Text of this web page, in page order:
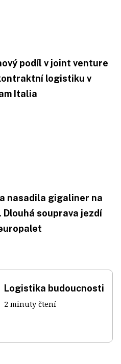
podíl v joint venture
logistiku v
Italia
nasadila gigaliner na
souprava jezdí
Logistika budoucnosti
2 minuty čtení